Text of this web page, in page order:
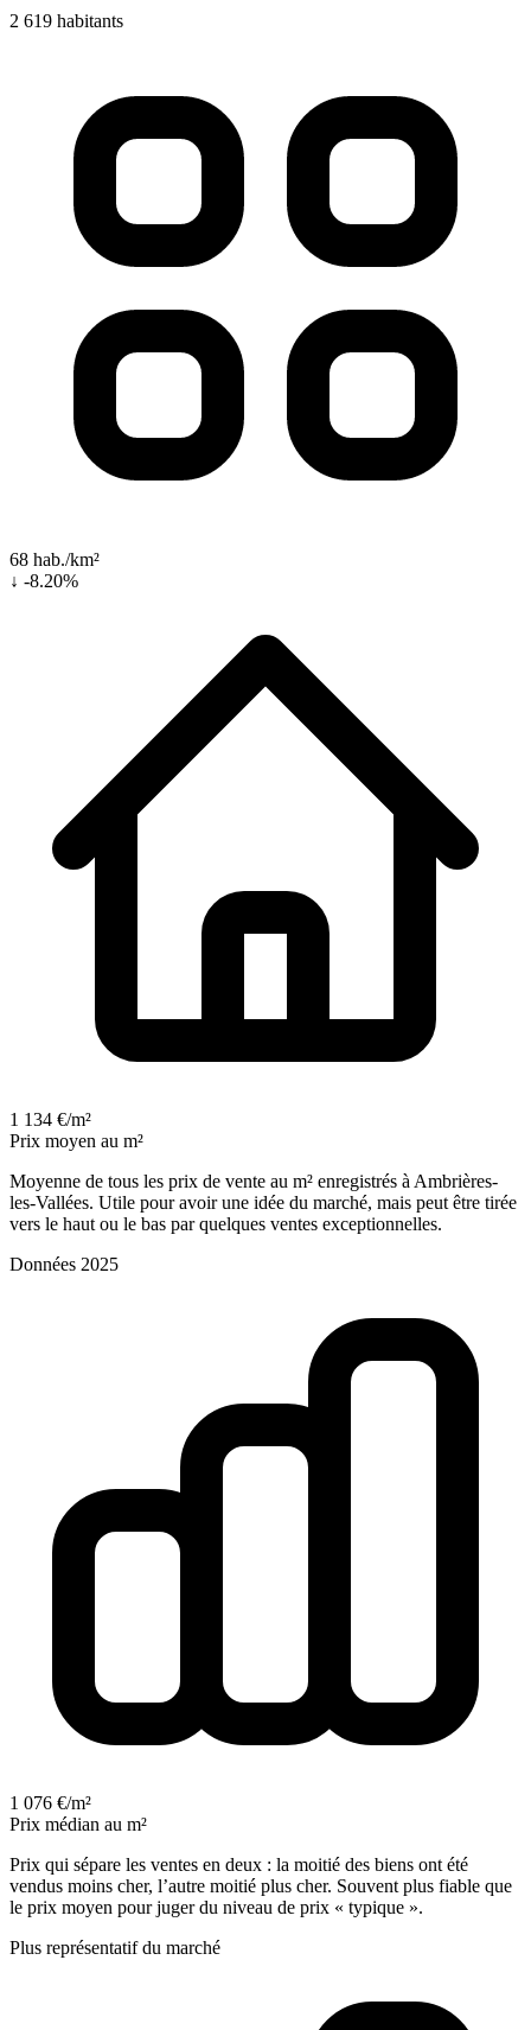
2 619 habitants
68 hab./km²
↓ -8.20%
1 134 €/m²
Prix moyen au m²
Moyenne de tous les prix de vente au m² enregistrés à Ambrières-
les-Vallées. Utile pour avoir une idée du marché, mais peut être tirée
vers le haut ou le bas par quelques ventes exceptionnelles.
Données 2025
1 076 €/m²
Prix médian au m²
Prix qui sépare les ventes en deux : la moitié des biens ont été
vendus moins cher, l’autre moitié plus cher. Souvent plus fiable que
le prix moyen pour juger du niveau de prix « typique ».
Plus représentatif du marché